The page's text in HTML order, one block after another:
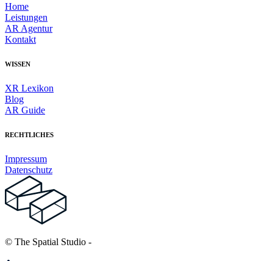
Home
Leistungen
AR Agentur
Kontakt
WISSEN
XR Lexikon
Blog
AR Guide
RECHTLICHES
Impressum
Datenschutz
© The Spatial Studio -